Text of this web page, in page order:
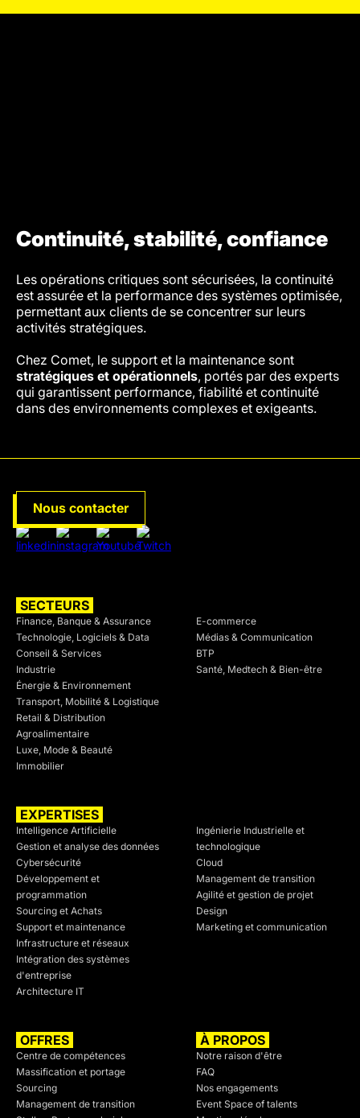
Continuité, stabilité, confiance
Les opérations critiques sont sécurisées, la continuité
est assurée et la performance des systèmes optimisée,
permettant aux clients de se concentrer sur leurs
activités stratégiques.
Chez Comet, le support et la maintenance sont
stratégiques et opérationnels, portés par des experts
qui garantissent performance, fiabilité et continuité
dans des environnements complexes et exigeants.
SECTEURS
Finance, Banque & Assurance
Technologie, Logiciels & Data
Conseil & Services
Industrie
Énergie & Environnement
Transport, Mobilité & Logistique
Retail & Distribution
Agroalimentaire
Luxe, Mode & Beauté
Immobilier
E-commerce
Médias & Communication
BTP
Santé, Medtech & Bien-être
EXPERTISES
Intelligence Artificielle
Gestion et analyse des données
Cybersécurité
Développement et
programmation
Sourcing et Achats
Support et maintenance
Infrastructure et réseaux
Intégration des systèmes
d'entreprise
Architecture IT
Ingénierie Industrielle et
technologique
Cloud
Management de transition
Agilité et gestion de projet
Design
Marketing et communication
Nous contacter
OFFRES
Centre de compétences
Massification et portage
Sourcing
Management de transition
À PROPOS
Notre raison d'être
FAQ
Nos engagements
Event Space of talents